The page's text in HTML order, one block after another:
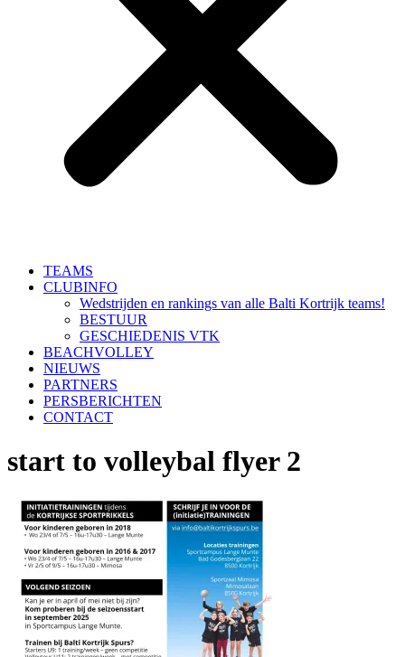
TEAMS
CLUBINFO
Wedstrijden en rankings van alle Balti Kortrijk teams!
BESTUUR
GESCHIEDENIS VTK
BEACHVOLLEY
NIEUWS
PARTNERS
PERSBERICHTEN
CONTACT
start to volleybal flyer 2